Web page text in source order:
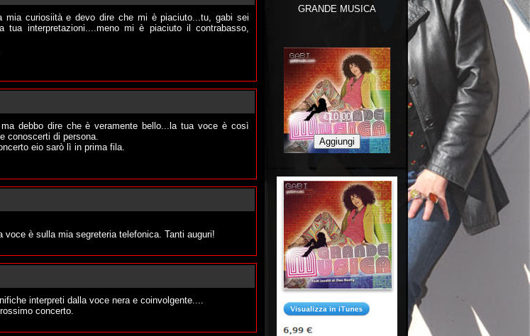
mia curiosiità e devo dire che mi è piaciuto...tu, gabi sei
tua interpretazioni....meno mi è piaciuto il contrabasso,
debbo dire che è veramente bello...la tua voce è così
conoscerti di persona.
eio sarò lì in prima fila.
voce è sulla mia segreteria telefonica. Tanti auguri!
interpreti dalla voce nera e coinvolgente....
concerto.
GRANDE MUSICA
€10,00